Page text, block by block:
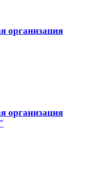
организация
организация